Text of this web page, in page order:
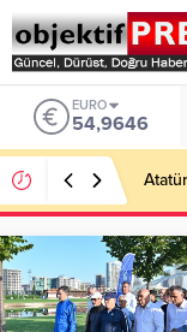
EURO
54,9646